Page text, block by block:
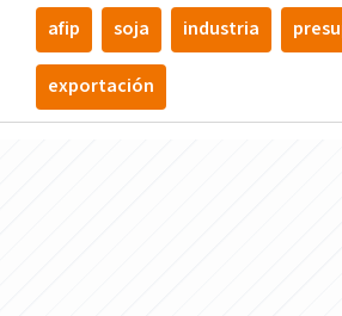
afip soja industria
exportación